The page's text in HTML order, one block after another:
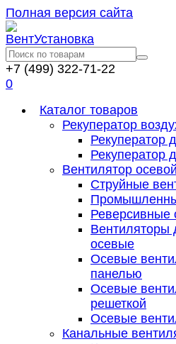
Полная версия сайта
+7 (499) 322-71-22
0
Каталог товаров
Рекуператор
Рекуператор
Рекуператор
Вентилятор осевой
Струйные
Реверсивные
Вентиляторы
осевые
Осевые
панелью
Осевые
решеткой
Осевые
Канальные